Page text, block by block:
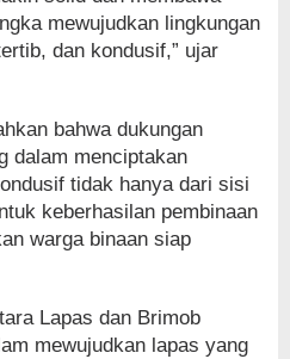
mewujudkan lingkungan
dan kondusif,” ujar
bahwa dukungan
dalam menciptakan
tidak hanya dari sisi
keberhasilan pembinaan
warga binaan siap
Lapas dan Brimob
mewujudkan lapas yang